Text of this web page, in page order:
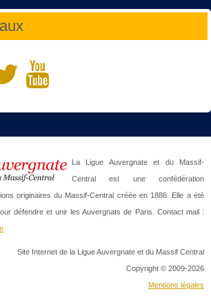
La Ligue Auvergnate et du Massif-
Central est une confédération
originaires du Massif-Central créée en 1886. Elle a été
défendre et unir les Auvergnats de Paris. Contact mail :
Site Internet de la Ligue Auvergnate et du Massif Central
Copyright © 2009-2026
Mentions légales